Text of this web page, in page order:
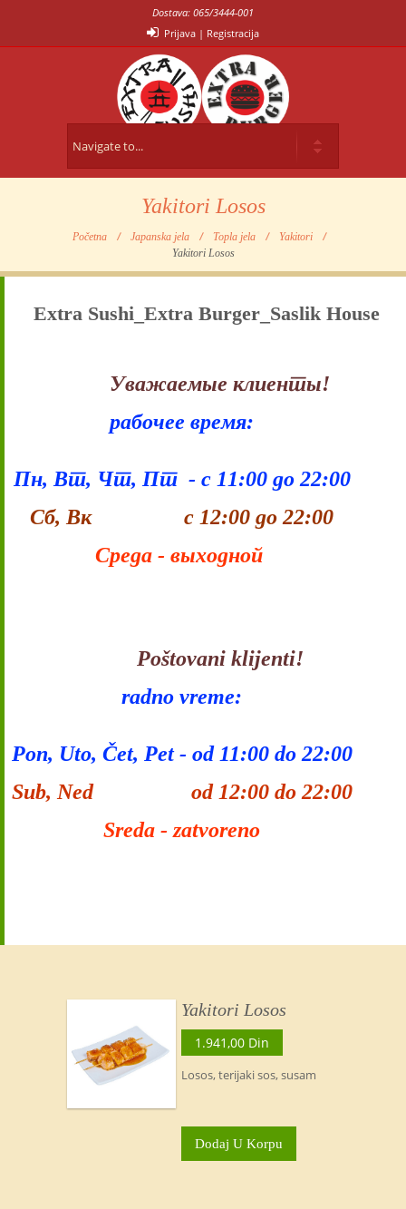
Dostava: 065/3444-001
Prijava | Registracija
Yakitori Losos
Početna Japanska jela Topla jela
Yakitori
Yakitori Losos
Extra Sushi_Extra Burger_Saslik House
Уважаемые клиенты!
рабочее время:
Пн, Вт, Чт, Пт - с 11:00 до 22:00
Сб, Вк с 12:00 до 22:00
Среда - выходной
Poštovani klijenti!
radno vreme:
Pon, Uto, Čet, Pet - od 11:00 do 22:00
Sub, Ned od 12:00 do 22:00
Sreda - zatvoreno
Yakitori Losos
1.941,00 Din
Losos, terijaki sos, susam
Dodaj U Korpu